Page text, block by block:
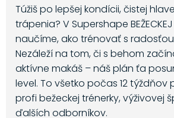
Túžiš po lepšej kondícii, čistej
trápenia? V Supershape
naučíme, ako trénovať s
Nezáleží na tom, či s behom
aktívne makáš – náš plán ťa
level. To všetko počas 12 týždňov
profi bežeckej trénerky, výživovej
ďalších odborníkov.